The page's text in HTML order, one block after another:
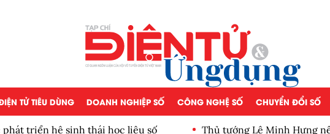
TỬ TIÊU DÙNG DOANH NGHIỆP SỐ CÔNG NGHỆ SỐ CHUYỂN ĐỔI SỐ
phát triển hệ sinh thái học liệu số Thủ tướng Lê Minh Hưng